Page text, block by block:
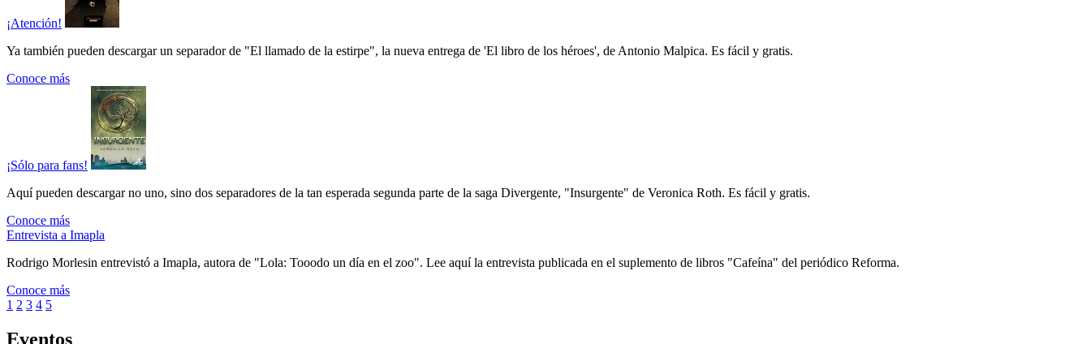
¡Atención!
Ya también pueden descargar un separador de "El llamado de la estirpe", la nueva entrega de 'El libro de los héroes', de Antonio Malpica. Es fácil y gratis.
Conoce más
¡Sólo para fans!
Aquí pueden descargar no uno, sino dos separadores de la tan esperada segunda parte de la saga Divergente, "Insurgente" de Veronica Roth. Es fácil y gratis.
Conoce más
Entrevista a Imapla
Rodrigo Morlesin entrevistó a Imapla, autora de "Lola: Tooodo un día en el zoo". Lee aquí la entrevista publicada en el suplemento de libros "Cafeína" del periódico Reforma.
Conoce más
1 2 3 4 5
Eventos